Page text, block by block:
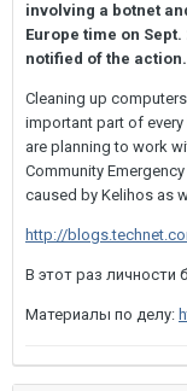
involving a botnet
Europe time on
notified of the action.
Cleaning up
important part of
are planning to work
Community
caused by Kelihos as
http://
В этот раз личности
Материалы по делу: